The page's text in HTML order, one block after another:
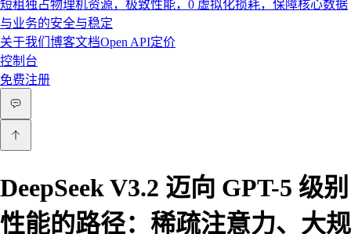
短租独占物理机资源，极致性能，0 虚拟化损耗，保障核心数据
与业务的安全与稳定
关于我们 博客文档Open API定价
控制台
免费注册
DeepSeek V3.2 迈向 GPT-5 级别
性能的路径：稀疏注意力、大规